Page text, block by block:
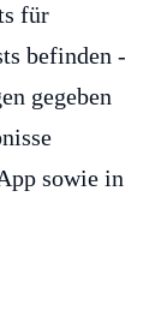
für
befinden -
gegeben
sowie in